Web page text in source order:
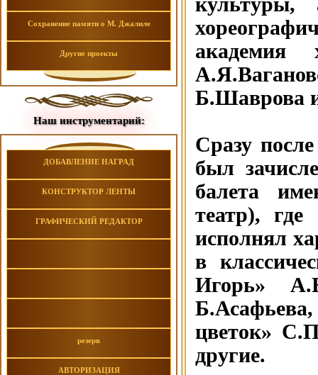
Сохранение памяти о М. Джалиле
Другие проекты
Наш инструментарий:
ДОБАВЛЕНИЕ НАГРАД
КОНСТРУКТОР ЛЕНТЫ
ГРАФИЧЕСКИЙ РЕДАКТОР
резерв
АВТОРИЗАЦИЯ
академия
Б.Шаврова
Сразу
был
балета
театр),
исполнял
в
Игорь»
цветок»
другие.